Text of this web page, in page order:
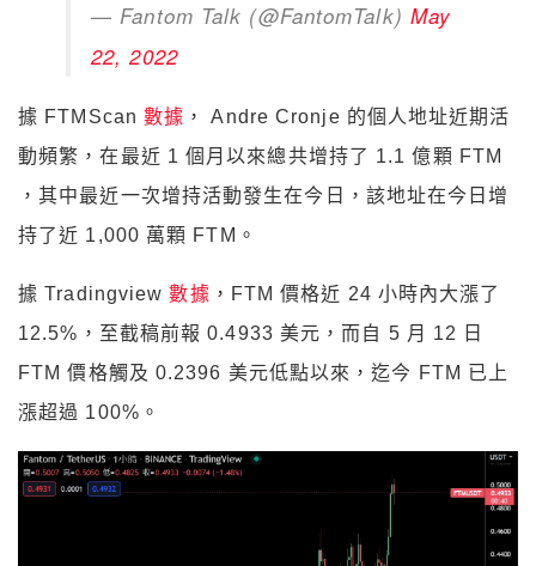
— Fantom Talk (@FantomTalk) May
22, 2022
據 FTMScan 數據 ， Andre Cronje 的個人地址近期活
動頻繁，在最近 1 個月以來總共增持了 1.1 億顆 FTM
，其中最近一次增持活動發生在今日，該地址在今日增
持了近 1,000 萬顆 FTM。
據 Tradingview數據 ，FTM 價格近 24 小時內大漲了
12.5%，至截稿前報 0.4933 美元，而自 5 月 12 日
FTM 價格觸及 0.2396 美元低點以來，迄今 FTM 已上
漲超過 100%。